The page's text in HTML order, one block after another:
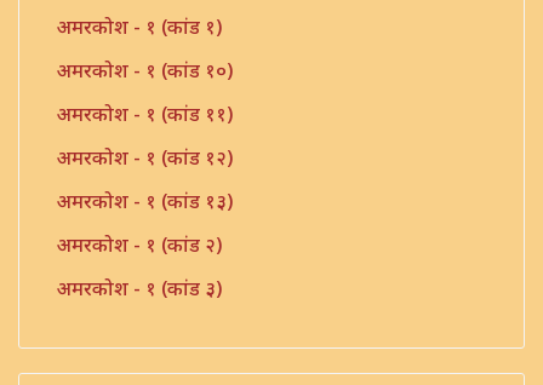
अमरकोश - १ (कांड १)
अमरकोश - १ (कांड १०)
अमरकोश - १ (कांड ११)
अमरकोश - १ (कांड १२)
अमरकोश - १ (कांड १३)
अमरकोश - १ (कांड २)
अमरकोश - १ (कांड ३)
अमरकोश - १ (कांड ५)